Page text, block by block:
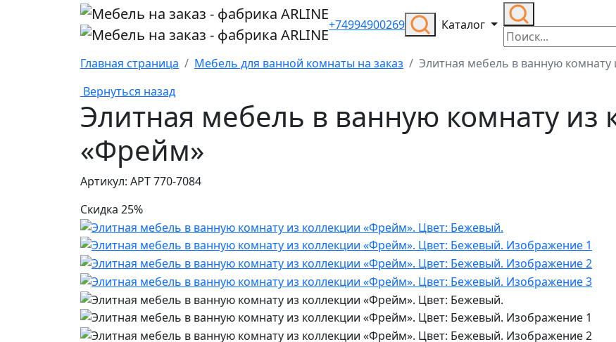
+74994900269 Каталог
Главная страница
Мебель для ванной комнаты на заказ
Элитная мебель в ванную
Вернуться назад
Элитная мебель в ванную комнату из
«Фрейм»
Артикул: АРТ 770-7084
Скидка 25%